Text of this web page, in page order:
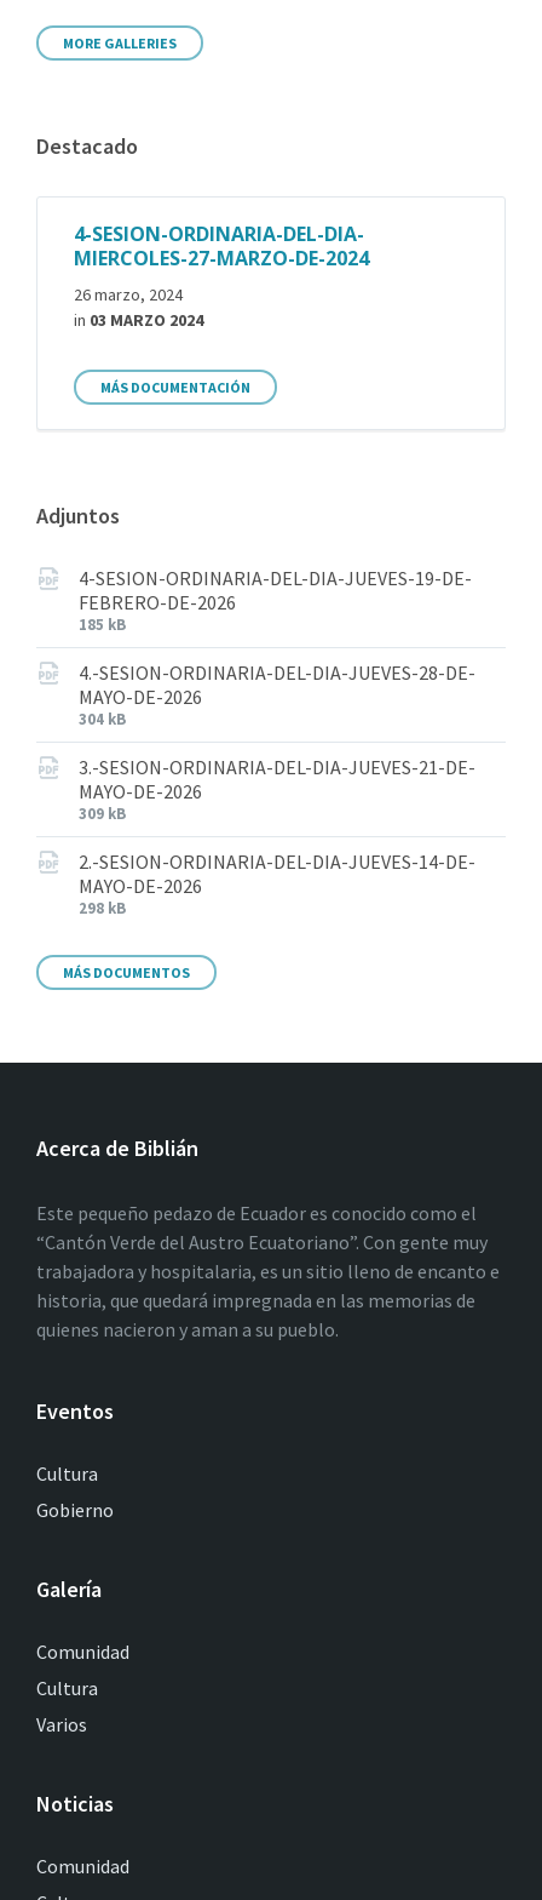
MORE GALLERIES
Destacado
4-SESION-ORDINARIA-DEL-DIA-
MIERCOLES-27-MARZO-DE-2024
26 marzo, 2024
in 03 MARZO 2024
MÁS DOCUMENTACIÓN
Adjuntos
4-SESION-ORDINARIA-DEL-DIA-JUEVES-19-DE-
FEBRERO-DE-2026
185 kB
4.-SESION-ORDINARIA-DEL-DIA-JUEVES-28-DE-
MAYO-DE-2026
304 kB
3.-SESION-ORDINARIA-DEL-DIA-JUEVES-21-DE-
MAYO-DE-2026
309 kB
2.-SESION-ORDINARIA-DEL-DIA-JUEVES-14-DE-
MAYO-DE-2026
298 kB
MÁS DOCUMENTOS
Acerca de Biblián
Este pequeño pedazo de Ecuador es conocido como el
“Cantón Verde del Austro Ecuatoriano”. Con gente muy
trabajadora y hospitalaria, es un sitio lleno de encanto e
historia, que quedará impregnada en las memorias de
quienes nacieron y aman a su pueblo.
Eventos
Cultura
Gobierno
Galería
Comunidad
Cultura
Varios
Noticias
Comunidad